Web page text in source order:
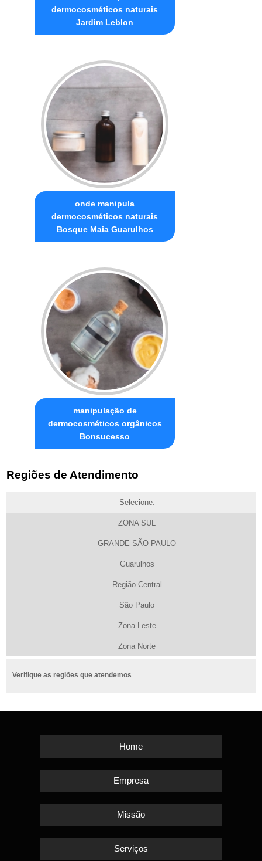
dermocosméticos naturais
Jardim Leblon
onde manipula
dermocosméticos naturais
Bosque Maia Guarulhos
manipulação de
dermocosméticos orgânicos
Bonsucesso
Regiões de Atendimento
Selecione:
ZONA SUL
GRANDE SÃO PAULO
Guarulhos
Região Central
São Paulo
Zona Leste
Zona Norte
Verifique as regiões que atendemos
Home
Empresa
Missão
Serviços